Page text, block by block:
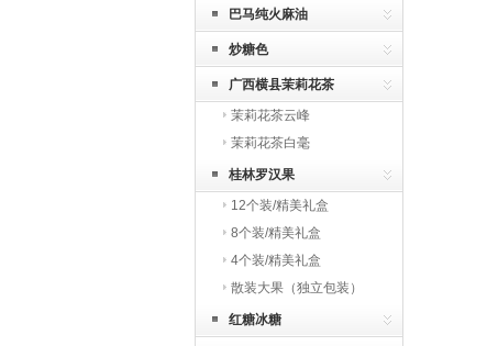
巴马纯火麻油
炒糖色
广西横县茉莉花茶
茉莉花茶云峰
茉莉花茶白毫
桂林罗汉果
12个装/精美礼盒
8个装/精美礼盒
4个装/精美礼盒
散装大果（独立包装）
红糖冰糖